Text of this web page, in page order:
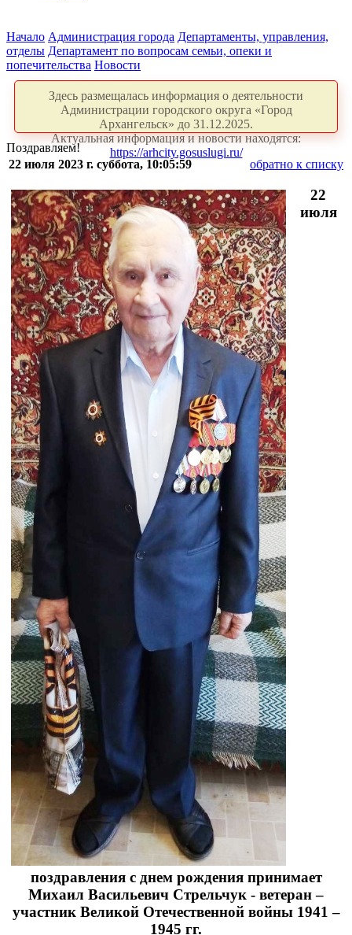
Начало Администрация города Департаменты, управления,
отделы Департамент по вопросам семьи, опеки и
попечительства Новости
Здесь размещалась информация о деятельности
Администрации городского округа «Город
Архангельск» до 31.12.2025.
Актуальная информация и новости находятся:
https://arhcity.gosuslugi.ru/
Поздравляем!
22 июля 2023 г. суббота, 10:05:59
обратно к списку
22
июля
поздравления с днем рождения принимает
Михаил Васильевич Стрельчук - ветеран –
участник Великой Отечественной войны 1941 –
1945 гг.